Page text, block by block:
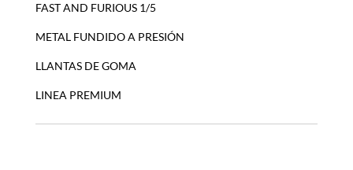
CHEVY
cantidad
FAST AND FURIOUS 1/5
METAL FUNDIDO A PRESIÓN
LLANTAS DE GOMA
LINEA PREMIUM